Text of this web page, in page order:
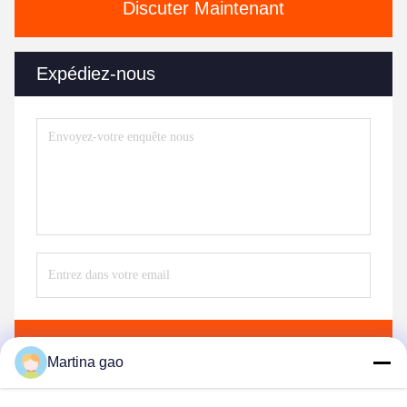
Discuter Maintenant
Expédiez-nous
Martina gao